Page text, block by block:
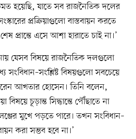
হয়েছি, যাতে সব রাজনৈতিক দলের
প্রক্রিয়াগুলো বাস্তবায়ন করতে
প্রান্তে এসে আশা হারাতে চাই না।’
যেসব বিষয়ে রাজনৈতিক দলগুলো
বিষয়গুলো সবচেয়ে
আখতার হোসেন। তিনি বলেন,
চূড়ান্ত সিদ্ধান্তে পৌঁছাতে না
মুখে পড়তে পারে। তখন সংবিধান–
করা সম্ভব হবে না।’